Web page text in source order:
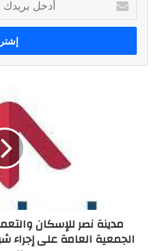
بريدك
الإلكتروني
على
مدينة نصر للإسكان
الجمعية العامة على